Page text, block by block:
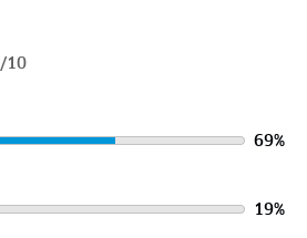
/10
69%
19%